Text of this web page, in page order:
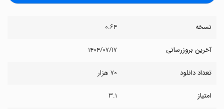
نسخه ۰.۶۴
آخرین بروزرسانی ۱۴۰۴/۰۷/۱۷
تعداد دانلود ۷۰ هزار
امتیاز ۳.۱